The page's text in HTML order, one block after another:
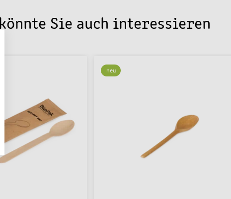
Sie auch interessieren
neu